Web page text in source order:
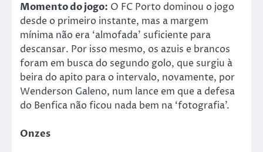
Momento do jogo: O FC Porto dominou o jogo
desde o primeiro instante, mas a margem
mínima não era ‘almofada’ suficiente para
descansar. Por isso mesmo, os azuis e brancos
foram em busca do segundo golo, que surgiu à
beira do apito para o intervalo, novamente, por
Wenderson Galeno, num lance em que a defesa
do Benfica não ficou nada bem na ‘fotografia’.
Onzes